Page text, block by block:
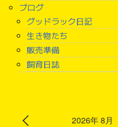
ブログ
グッドラック日記
生き物たち
販売準備
飼育日誌
2026年 8月